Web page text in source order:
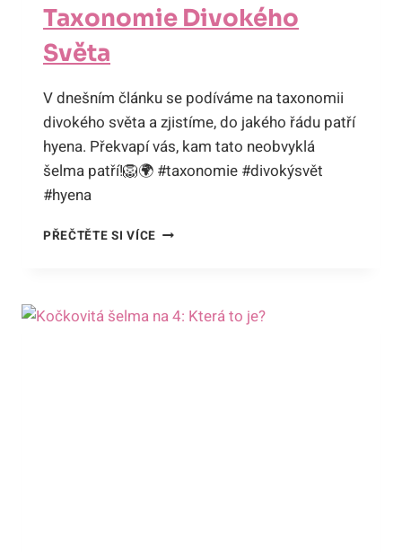
Taxonomie Divokého
Světa
V dnešním článku se podíváme na taxonomii
divokého světa a zjistíme, do jakého řádu patří
hyena. Překvapí vás, kam tato neobvyklá
šelma patří!🦁🌍 #taxonomie #divokýsvět
#hyena
PŘEČTĚTE SI VÍCEDO
HYENA:
POHLED